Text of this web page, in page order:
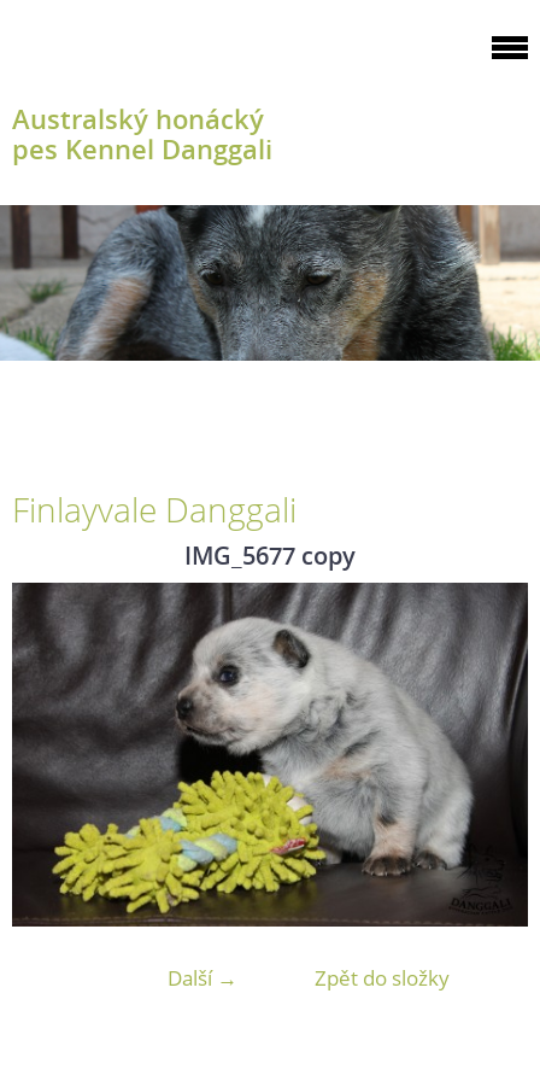
Australský honácký
pes Kennel Danggali
Finlayvale Danggali
IMG_5677 copy
Další → Zpět do složky